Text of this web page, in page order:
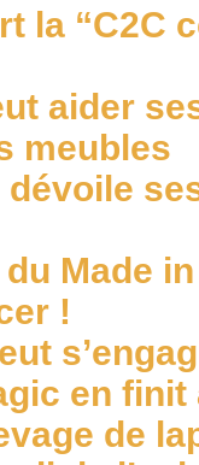
la “C2C
aider
meubles
du Made
!
en
de